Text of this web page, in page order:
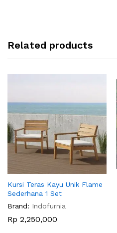
Related products
Kursi Teras Kayu Unik Flame
Sederhana 1 Set
Brand: Indofurnia
Rp 2,250,000